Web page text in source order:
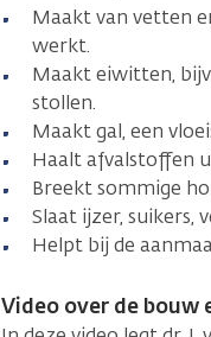
Maakt van vetten
werkt.
Maakt eiwitten,
stollen.
Maakt gal, een
Haalt afvalstoffen
Breekt sommige
Slaat ijzer, suikers,
Helpt bij de
Video over de bouw